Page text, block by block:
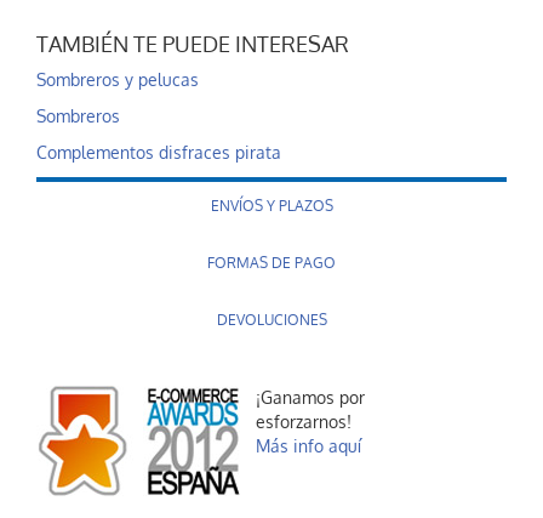
TAMBIÉN TE PUEDE INTERESAR
Sombreros y pelucas
Sombreros
Complementos disfraces pirata
ENVÍOS Y PLAZOS
FORMAS DE PAGO
DEVOLUCIONES
¡Ganamos por
esforzarnos!
Más info aquí